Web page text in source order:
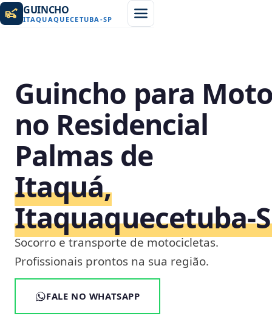
GUINCHO
ITAQUAQUECETUBA -SP
Guincho para
no Residencial
Palmas de
Itaquá,
Socorro e transporte de motocicletas.
Profissionais prontos na sua região.
FALE NO WHATSAPP